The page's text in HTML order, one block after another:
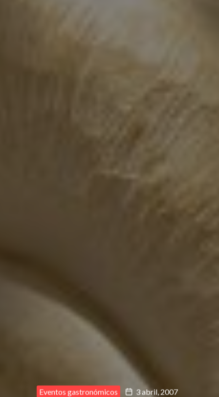
Eventos gastronómicos
3 abril, 2007